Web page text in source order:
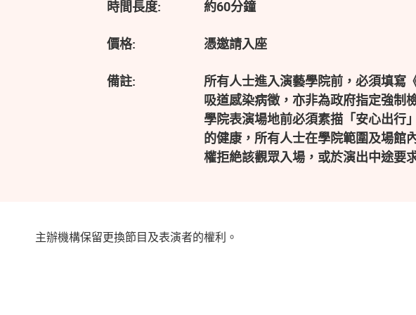
時間長度: 約60分鐘
價格: 憑邀請入座
備註:
所有人士進入演藝學院前，必須填寫
吸道感染病徵，亦非為政府指定強制
學院表演場地前必須素描「安心出行
的健康，所有人士在學院範圍及場館
權拒絶該觀眾入場，或於演出中途要
主辦機構保留更換節目及表演者的權利。